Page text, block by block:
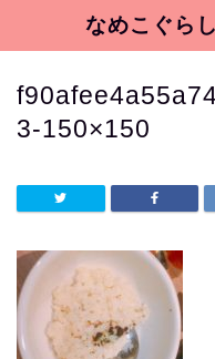
なめこぐら
3-150×150